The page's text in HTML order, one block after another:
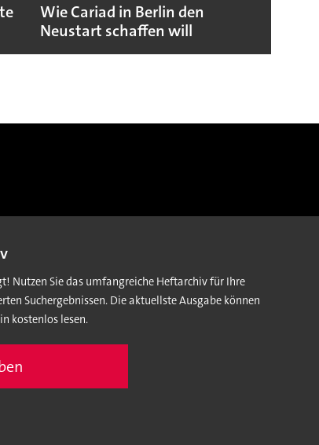
Wie Cariad in Berlin den
Neustart schaffen will
Nutzen Sie das umfangreiche Heftarchiv für Ihre
Suchergebnissen. Die aktuellste Ausgabe können
kostenlos lesen.